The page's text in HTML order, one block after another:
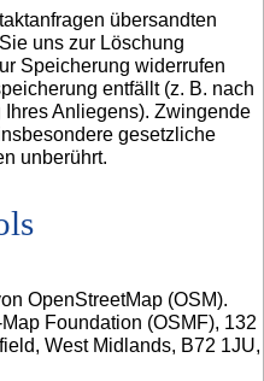
übersandten
uns zur Löschung
Speicherung widerrufen
entfällt (z. B. nach
Anliegens). Zwingende
gesetzliche
unberührt.
OpenStreetMap (OSM).
Foundation (OSMF), 132
West Midlands, B72 1JU,